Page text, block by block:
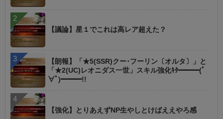
【議論】星１でこれは高レア超えた？
【朗報】「★5(SSR)クー･フーリン〔オルタ〕」と
「★2(UC)レオニダス一世」スキル強化ｷﾀ━━━(ﾟ
∀ﾟ)━━━!!
【強化】とりあえずNP生やしとけばええやろ感